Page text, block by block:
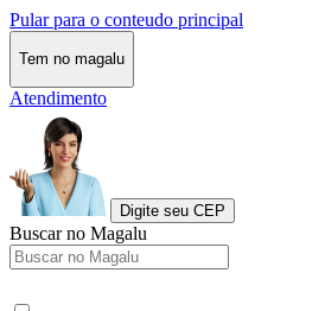
Pular para o conteudo principal
Tem no magalu
Atendimento
Digite seu CEP
Buscar no Magalu